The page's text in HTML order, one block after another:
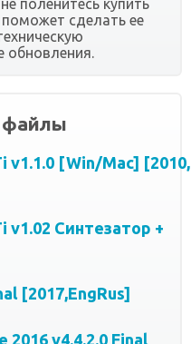
поленитесь купить
сделать ее
обновления.
v1.1.0 [Win/Mac] [2010,
v1.02 Синтезатор +
[2017,EngRus]
2016 v4.4.2.0 Final